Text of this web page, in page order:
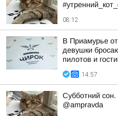
08:12
В Приамурье
девушки
пилотов и
14:57
Субботний сон.
@ampravda